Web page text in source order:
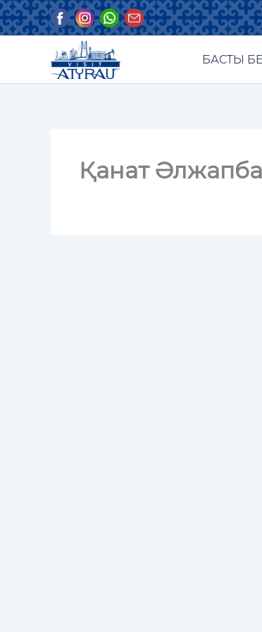
Skip
to
БАСТЫ
Қанат